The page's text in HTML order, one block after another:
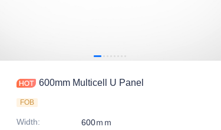
600mm Multicell U Panel
FOB
Width:
600ｍｍ